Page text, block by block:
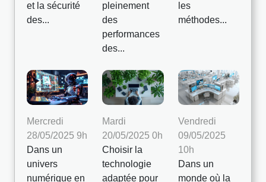
et la sécurité
des...
pleinement
des
performances
des...
les
méthodes...
Mercredi
28/05/2025 9h
Dans un
univers
numérique en
Mardi
20/05/2025 0h
Choisir la
technologie
adaptée pour
Vendredi
09/05/2025
10h
Dans un
monde où la